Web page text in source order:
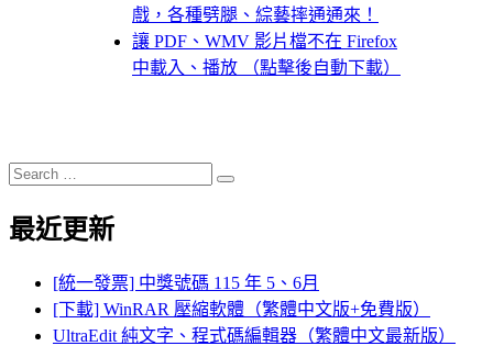
戲，各種劈腿、綜藝摔通通來！
讓 PDF、WMV 影片檔不在 Firefox
中載入、播放 （點擊後自動下載）
Search
for:
Search
最近更新
[統一發票] 中獎號碼 115 年 5、6月
[下載] WinRAR 壓縮軟體（繁體中文版+免費版）
UltraEdit 純文字、程式碼編輯器（繁體中文最新版）